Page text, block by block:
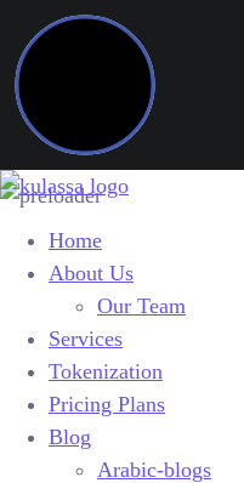
Home
About Us
Our Team
Services
Tokenization
Pricing Plans
Blog
Arabic-blogs